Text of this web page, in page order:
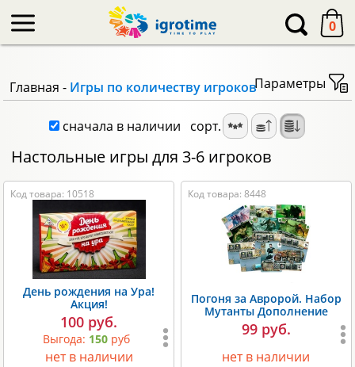
0
Главная - Игры по количеству игроковПараметры
сначала в наличии сорт.
Настольные игры для 3-6 игроков
Код товара: 10518
День рождения на Ура!
Акция!
100 руб.
Выгода: 150 руб
нет в наличии
Код товара: 8448
Погоня за Авророй. Набор
Мутанты Дополнение
99 руб.
нет в наличии